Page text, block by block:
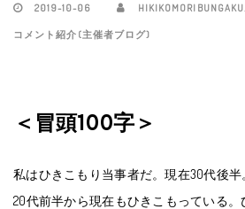
2019-10-06
コメント紹介(主催者ブログ)
＜冒頭100字＞
私はひきこもり当事者だ。現在30代後半
20代前半から現在もひきこもっている。